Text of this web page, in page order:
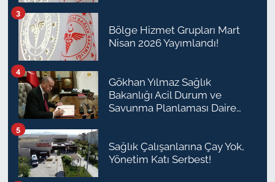
Bölge Hizmet Grupları Mart
Nisan 2026 Yayımlandı!
3
Gökhan Yılmaz Sağlık
Bakanlığı Acil Durum ve
Savunma Planlaması Daire
4
Sağlık Çalışanlarına Çay Yok,
Yönetim Katı Serbest!
5